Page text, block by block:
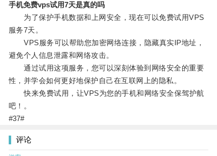
手机免费vps试用7天是真的吗
为了保护手机数据和上网安全，现在可以免费试用VPS
服务7天。
VPS服务可以帮助您加密网络连接，隐藏真实IP地址，
避免个人信息泄露和网络攻击。
通过试用这项服务，您可以深刻体验到网络安全的重要
性，并学会如何更好地保护自己在互联网上的隐私。
快来免费试用，让VPS为您的手机和网络安全保驾护航
吧！。
#37#
评论